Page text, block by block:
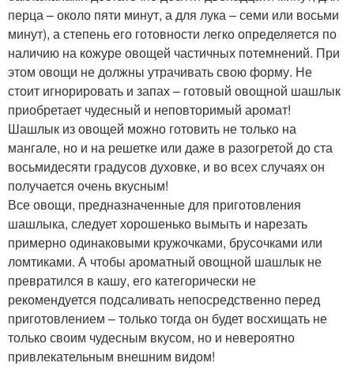
перца – около пяти минут, а для лука – семи или восьми
минут), а степень его готовности легко определяется по
наличию на кожуре овощей частичных потемнений. При
этом овощи не должны утрачивать свою форму. Не
стоит игнорировать и запах – готовый овощной шашлык
приобретает чудесный и неповторимый аромат!
Шашлык из овощей можно готовить не только на
мангале, но и на решетке или даже в разогретой до ста
восьмидесяти градусов духовке, и во всех случаях он
получается очень вкусным!
Все овощи, предназначенные для приготовления
шашлыка, следует хорошенько вымыть и нарезать
примерно одинаковыми кружочками, брусочками или
ломтиками. А чтобы ароматный овощной шашлык не
превратился в кашу, его категорически не
рекомендуется подсаливать непосредственно перед
приготовлением – только тогда он будет восхищать не
только своим чудесным вкусом, но и невероятно
привлекательным внешним видом!